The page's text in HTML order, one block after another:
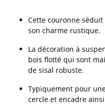
Cette couronne
son charme rustique.
La décoration à
bois flotté qui sont
de sisal robuste.
Typiquement pour
cercle et encadre